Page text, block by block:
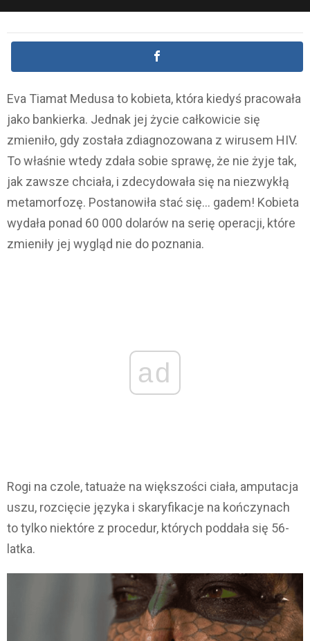
Eva Tiamat Medusa to kobieta, która kiedyś pracowała
jako bankierka. Jednak jej życie całkowicie się
zmieniło, gdy została zdiagnozowana z wirusem HIV.
To właśnie wtedy zdała sobie sprawę, że nie żyje tak,
jak zawsze chciała, i zdecydowała się na niezwykłą
metamorfozę. Postanowiła stać się… gadem! Kobieta
wydała ponad 60 000 dolarów na serię operacji, które
zmieniły jej wygląd nie do poznania.
ad
Rogi na czole, tatuaże na większości ciała, amputacja
uszu, rozcięcie języka i skaryfikacje na kończynach
to tylko niektóre z procedur, których poddała się 56-
latka.